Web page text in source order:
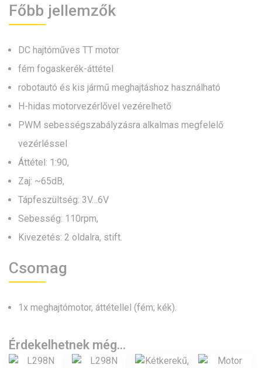
Főbb jellemzők
DC hajtóműves TT motor
fém fogaskerék-áttétel
robotautó és kis jármű meghajtáshoz használható
H-hidas motorvezérlővel vezérelhető
PWM sebességszabályzásra alkalmas megfelelő
vezérléssel
Áttétel: 1:90,
Zaj: ~65dB,
Tápfeszültség: 3V…6V
Sebesség: 110rpm,
Kivezetés: 2 oldalra, stift.
Csomag
1x meghajtómotor, áttétellel (fém; kék).
Érdekelhetnek még…